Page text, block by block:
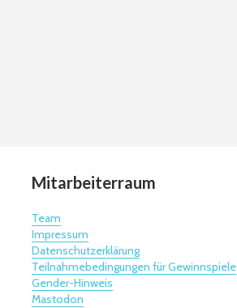
Mitarbeiterraum
Team
Impressum
Datenschutzerklärung
Teilnahmebedingungen für Gewinnspiele
Gender-Hinweis
Mastodon